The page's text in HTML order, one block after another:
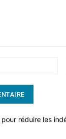
réduire les